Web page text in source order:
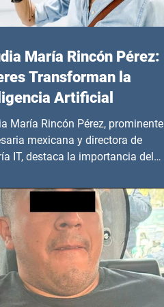
María Rincón Pérez:
Transforman la
Artificial
María Rincón Pérez, prominente
mexicana y directora de
IT, destaca la importancia del